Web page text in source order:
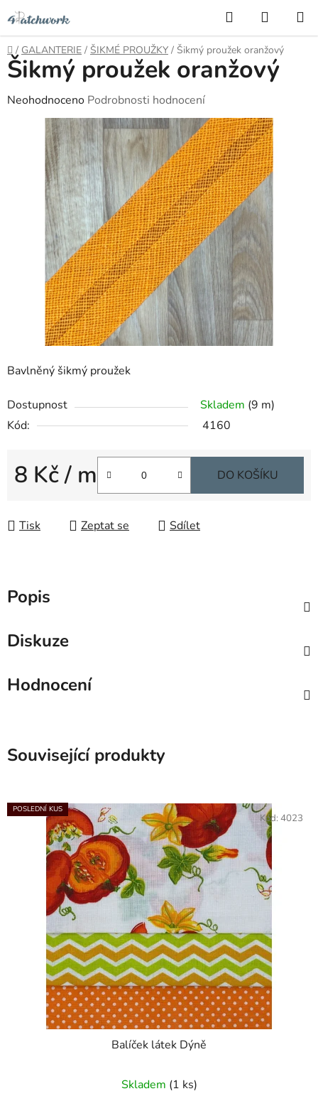
Přejít
na
obsah
Hledat
KOŠÍK
Domů
/ GALANTERIE / ŠIKMÉ PROUŽKY / Šikmý proužek oranžový
Bavlněný šikmý proužek
Dostupnost Skladem (9 m)
Kód:
4160
8 Kč/ m DO KOŠÍKU
Tisk Zeptat se Sdílet
Šikmý proužek oranžový
Průměrné
hodnocení
produktu
hvězdiček.
Neohodnoceno Podrobnosti hodnocení
Popis
Diskuze
Hodnocení
Související produkty
POSLEDNÍ KUS
Balíček látek Dýně
Skladem (1 ks)
Kód: 4023